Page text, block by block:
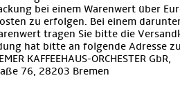
bei einem Warenwert über
zu erfolgen. Bei einem
tragen Sie bitte die
hat bitte an folgende Adresse
KAFFEEHAUS-ORCHESTER GbR,
76, 28203 Bremen